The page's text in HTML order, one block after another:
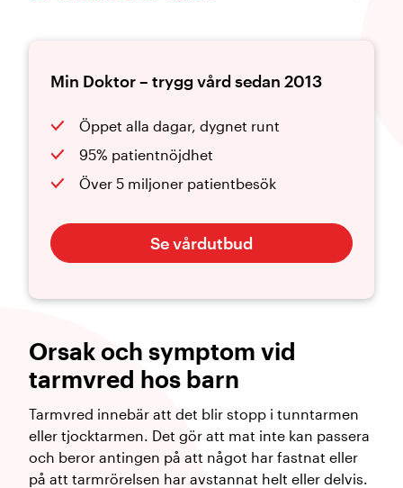
​Orsak och symptom vid
tarmvred hos barn
Tarmvred innebär att det blir stopp i tunntarmen
eller tjocktarmen. Det gör att mat inte kan passera
och beror antingen på att något har fastnat eller
på att tarmrörelsen har avstannat helt eller delvis.
Min Doktor – trygg vård sedan 2013
Öppet alla dagar, dygnet runt
95% patientnöjdhet
Över 5 miljoner patientbesök
Se vårdutbud